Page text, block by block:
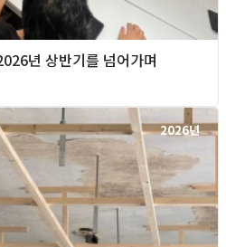
년 상반기를 넘어가며
2026년